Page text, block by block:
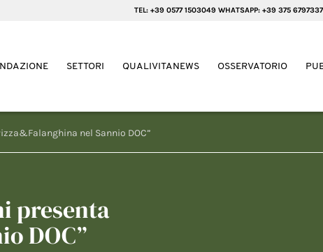
TEL: +39 0577 1503049 WHATSAPP: +39 375 6797337
SETTORI QUALIVITANEWS OSSERVATORIO
nel Sannio DOC”
presenta
DOC”